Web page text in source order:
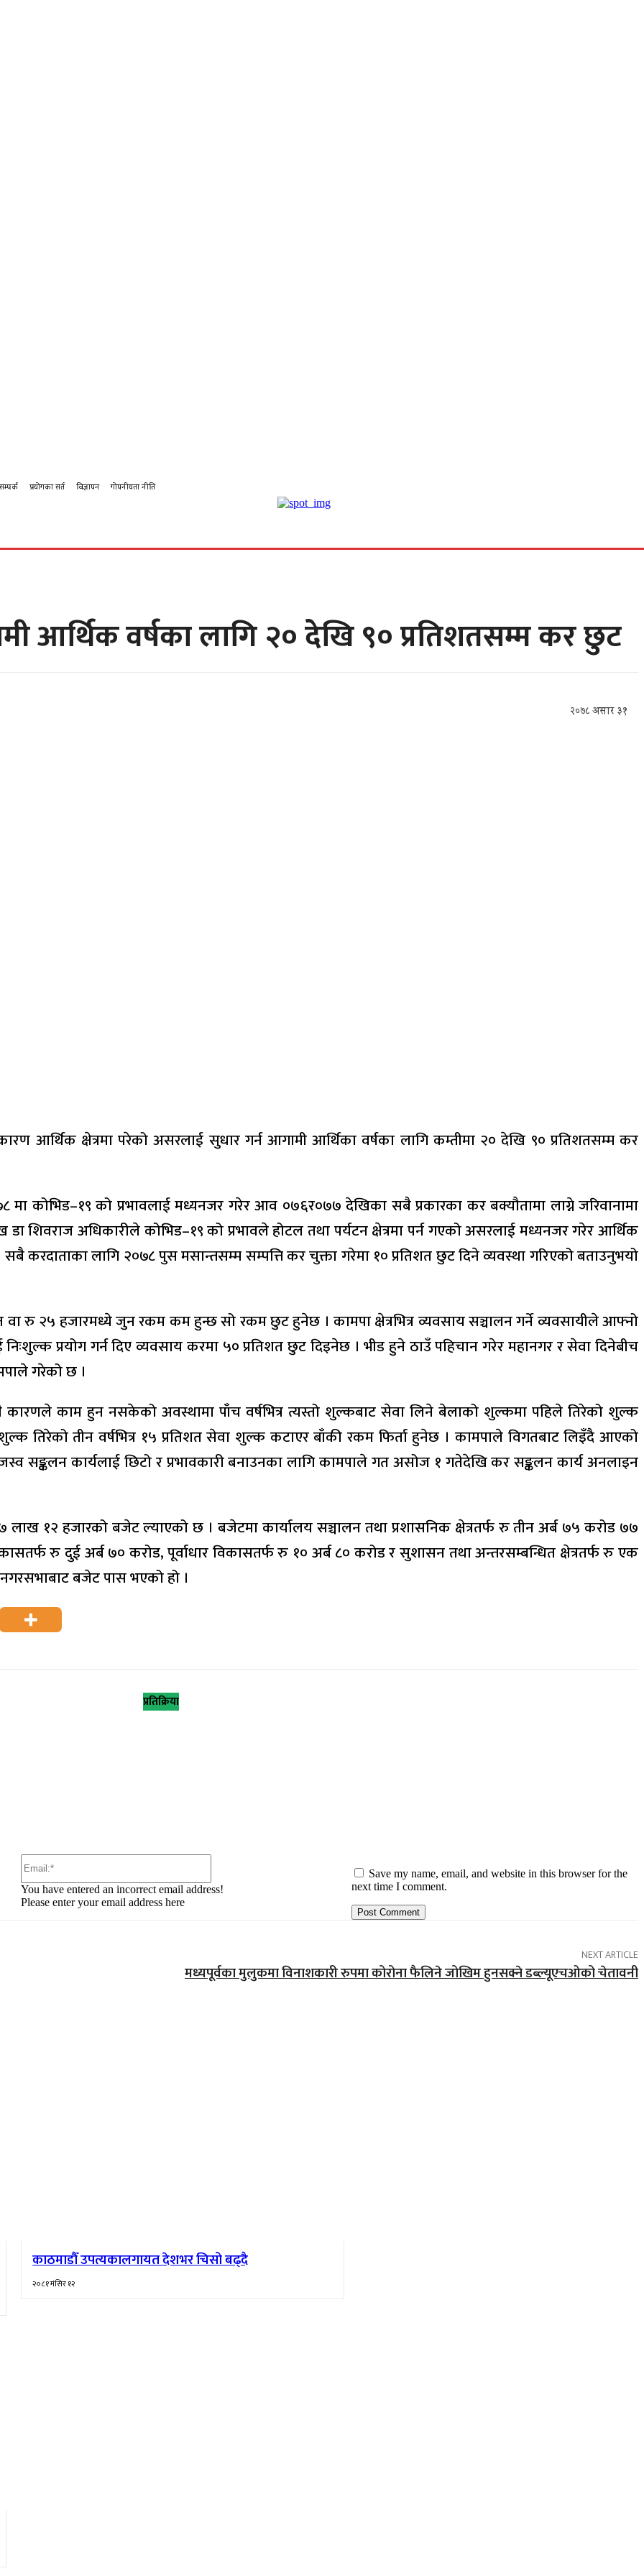
सम्पर्क प्रयोगका सर्त विज्ञापन गोपनीयता नीति
आर्थिक वर्षका लागि २० देखि ९० प्रतिशतसम्म कर छुट
२०७८ असार ३१
आर्थिक क्षेत्रमा परेको असरलाई सुधार गर्न आगामी आर्थिका वर्षका लागि कम्तीमा २० देखि ९० प्रतिशतसम्म कर
कोभिड–१९ को प्रभावलाई मध्यनजर गरेर आव ०७६र०७७ देखिका सबै प्रकारका कर बक्यौतामा लाग्ने जरिवानामा
शिवराज अधिकारीले कोभिड–१९ को प्रभावले होटल तथा पर्यटन क्षेत्रमा पर्न गएको असरलाई मध्यनजर गरेर आर्थिक
करदाताका लागि २०७८ पुस मसान्तसम्म सम्पत्ति कर चुक्ता गरेमा १० प्रतिशत छुट दिने व्यवस्था गरिएको बताउनुभयो
रु २५ हजारमध्ये जुन रकम कम हुन्छ सो रकम छुट हुनेछ । कामपा क्षेत्रभित्र व्यवसाय सञ्चालन गर्ने व्यवसायीले आफ्नो
प्रयोग गर्न दिए व्यवसाय करमा ५० प्रतिशत छुट दिइनेछ । भीड हुने ठाउँ पहिचान गरेर महानगर र सेवा दिनेबीच
गरेको छ ।
काम हुन नसकेको अवस्थामा पाँच वर्षभित्र त्यस्तो शुल्कबाट सेवा लिने बेलाको शुल्कमा पहिले तिरेको शुल्क
तिरेको तीन वर्षभित्र १५ प्रतिशत सेवा शुल्क कटाएर बाँकी रकम फिर्ता हुनेछ । कामपाले विगतबाट लिइँदै आएको
सङ्कलन कार्यलाई छिटो र प्रभावकारी बनाउनका लागि कामपाले गत असोज १ गतेदेखि कर सङ्कलन कार्य अनलाइन
१२ हजारको बजेट ल्याएको छ । बजेटमा कार्यालय सञ्चालन तथा प्रशासनिक क्षेत्रतर्फ रु तीन अर्ब ७५ करोड ७७
रु दुई अर्ब ७० करोड, पूर्वाधार विकासतर्फ रु १० अर्ब ८० करोड र सुशासन तथा अन्तरसम्बन्धित क्षेत्रतर्फ रु एक
बजेट पास भएको हो ।
प्रतिक्रिया
You have entered an incorrect email address!
Please enter your email address here
Save my name, email, and website in this browser for the
next time I comment.
NEXT ARTICLE
मध्यपूर्वका मुलुकमा विनाशकारी रुपमा कोरोना फैलिने जोखिम हुनसक्ने डब्ल्यूएचओको चेतावनी
काठमाडौँ उपत्यकालगायत देशभर चिसो बढ्दै
२०८१ मंसिर १२